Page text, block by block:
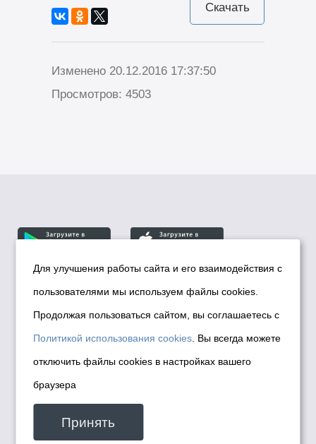
Скачать
Изменено 20.12.2016 17:37:50
Просмотров: 4503
© Департамент информационной политики мэрии
города Новосибирска, 2026
Политика использования Cookies
Политика по обработке персональных
данных в информационных системах
мэрии города Новосибирска
malinchukvl@mail.ru
Для улучшения работы сайта и его взаимодействия с
пользователями мы используем файлы cookies.
Продолжая пользоваться сайтом, вы соглашаетесь с
Политикой использования cookies . Вы всегда можете
отключить файлы cookies в настройках вашего
браузера
Принять